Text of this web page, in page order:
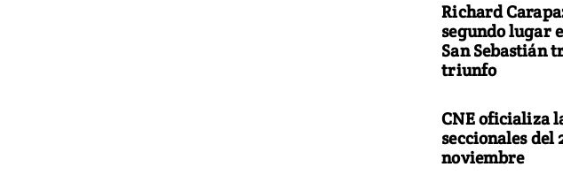
Richard
segundo lugar
San Sebastián
triunfo
CNE oficializa
seccionales del
noviembre